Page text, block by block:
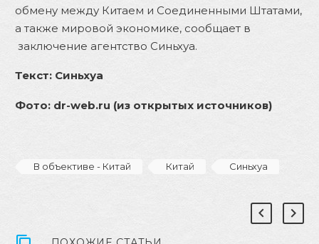
обмену между Китаем и Соединенными Штатами,
а также мировой экономике, сообщает в
заключение агентство Синьхуа.
Текст: Синьхуа
Фото: dr-web.ru (из открытых источников)
В объективе - Китай Китай Синьхуа